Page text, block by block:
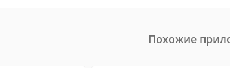
Похожие